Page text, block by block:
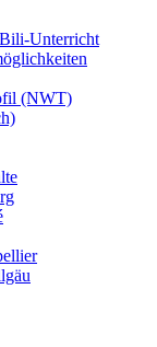
Unterricht
(NWT)